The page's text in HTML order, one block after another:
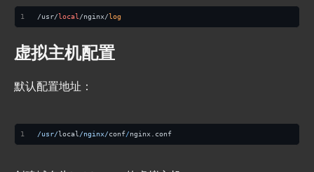
/usr/local /nginx/log
虚拟主机配置
默认配置地址：
/usr/local /nginx/conf/nginx.conf